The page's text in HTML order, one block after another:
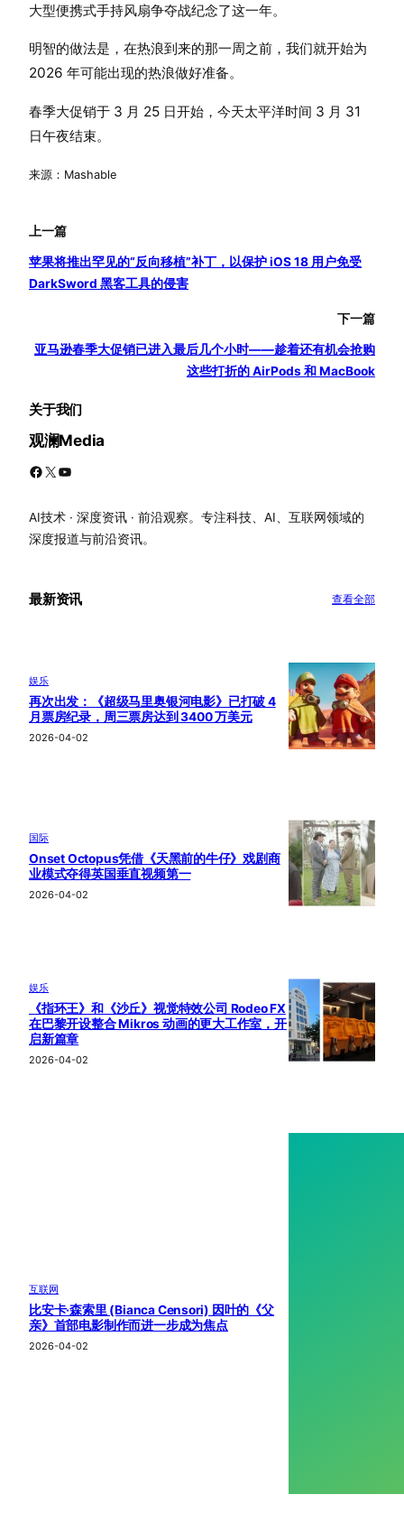
大型便携式手持风扇争夺战纪念了这一年。
明智的做法是，在热浪到来的那一周之前，我们就开始为
2026 年可能出现的热浪做好准备。
春季大促销于 3 月 25 日开始，今天太平洋时间 3 月 31
日午夜结束。
来源：Mashable
上一篇
苹果将​​推出罕见的“反向移植”补丁，以保护 iOS 18 用户免受
DarkSword 黑客工具的侵害
下一篇
亚马逊春季大促销已进入最后几个小时——趁着还有机会抢购
这些打折的 AirPods 和 MacBook
关于我们
观澜Media
Facebook X YouTube
AI技术 · 深度资讯 · 前沿观察。专注科技、AI、互联网领域的
深度报道与前沿资讯。
最新资讯 查看全部
娱乐
再次出发：《超级马里奥银河电影》已打破 4
月票房纪录，周三票房达到 3400 万美元
2026-04-02
国际
Onset Octopus凭借《天黑前的牛仔》戏剧商
业模式夺得英国垂直视频第一
2026-04-02
娱乐
《指环王》和《沙丘》视觉特效公司 Rodeo FX
在巴黎开设整合 Mikros 动画的更大工作室，开
启新篇章
2026-04-02
互联网
比安卡·森索里 (Bianca Censori) 因叶的《父
亲》首部电影制作而进一步成为焦点
2026-04-02